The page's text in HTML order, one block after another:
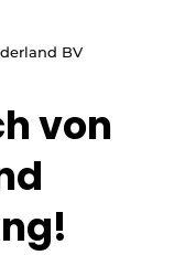
BV
von